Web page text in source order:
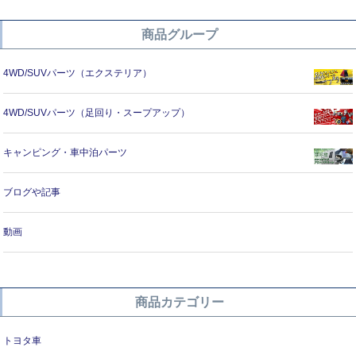
商品グループ
4WD/SUVパーツ（エクステリア）
4WD/SUVパーツ（足回り・スープアップ）
キャンピング・車中泊パーツ
ブログや記事
動画
商品カテゴリー
トヨタ車